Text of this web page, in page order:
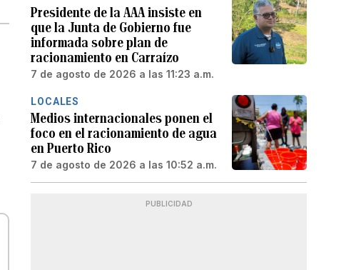
Presidente de la AAA insiste en
que la Junta de Gobierno fue
informada sobre plan de
racionamiento en Carraízo
7 de agosto de 2026 a las 11:23 a.m.
LOCALES
Medios internacionales ponen el
foco en el racionamiento de agua
en Puerto Rico
7 de agosto de 2026 a las 10:52 a.m.
PUBLICIDAD